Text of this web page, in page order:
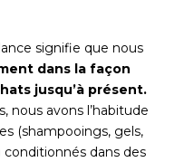
signifie que nous
dans la façon
jusqu’à présent.
nous avons l’habitude
(shampooings, gels,
dans des